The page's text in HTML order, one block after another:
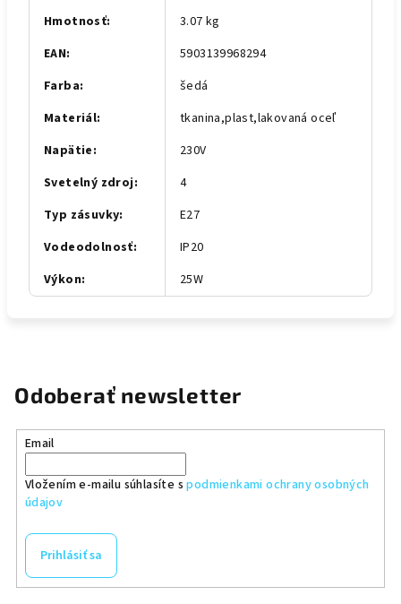
Hmotnosť:
3.07 kg
EAN:
5903139968294
Farba:
šedá
Materiál:
tkanina,plast,lakovaná oceľ
Napätie:
230V
Svetelný zdroj:
4
Typ zásuvky:
E27
Vodeodolnosť:
IP20
Výkon: 25W
Odoberať newsletter
Email
Vložením e-mailu súhlasíte spodmienkami ochrany osobných
údajov
Prihlásiť sa